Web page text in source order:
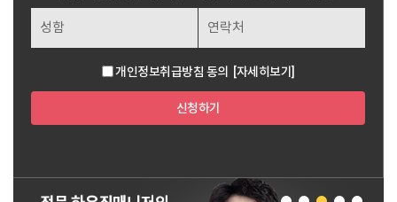
개인정보취급방침 동의 [자세히보기]
신청하기